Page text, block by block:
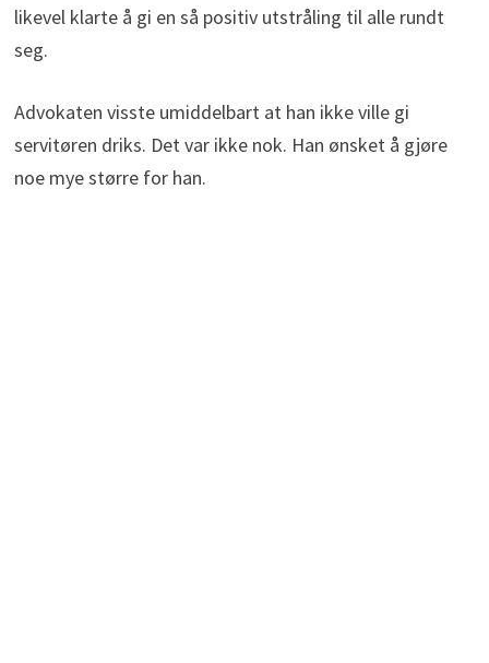
likevel klarte å gi en så positiv utstråling til alle rundt
seg.
Advokaten visste umiddelbart at han ikke ville gi
servitøren driks. Det var ikke nok. Han ønsket å gjøre
noe mye større for han.